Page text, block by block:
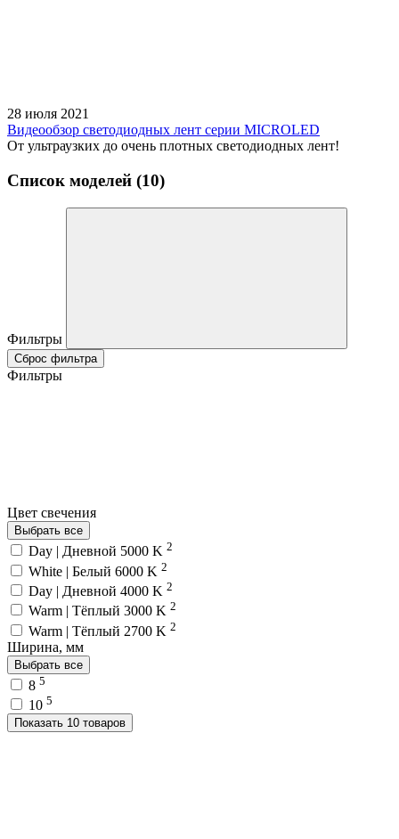
28 июля 2021
Видеообзор светодиодных лент серии MICROLED
От ультраузких до очень плотных светодиодных лент!
Список моделей (10)
Фильтры
Сброс фильтра
Фильтры
Цвет свечения
Выбрать все
Day | Дневной 5000 K 2
White | Белый 6000 K 2
Day | Дневной 4000 K 2
Warm | Тёплый 3000 K 2
Warm | Тёплый 2700 K 2
Ширина, мм
Выбрать все
8 5
10 5
Показать 10 товаров